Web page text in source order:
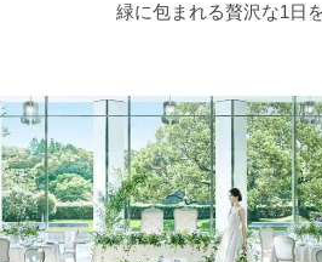
緑に包まれる贅沢な1日